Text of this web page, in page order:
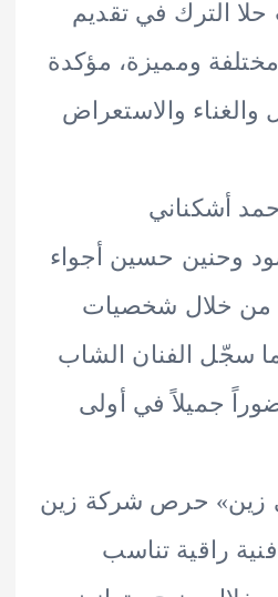
في تقديم
مؤكدة
والاستعراض
حسين أجواء
شخصيات
الفنان الشاب
في أولى
حرص شركة زين
تناسب